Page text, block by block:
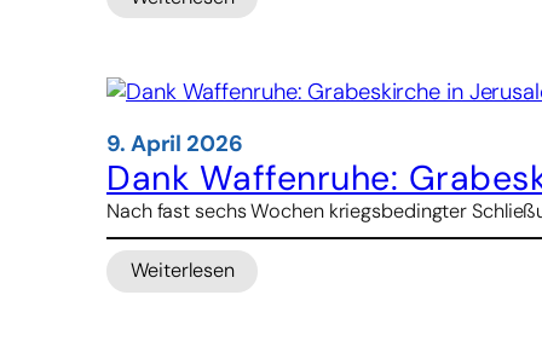
:
Sudans
Folter
und
Misshandlung
vor
9. April 2026
Dank Waffenruhe:
Nach fast sechs Wochen kriegsbedingter
Weiterlesen
: